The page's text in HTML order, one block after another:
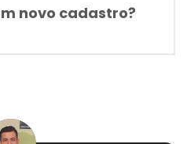
novo cadastro?